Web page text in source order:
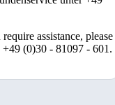
assistance, please
(0)30 - 81097 - 601.